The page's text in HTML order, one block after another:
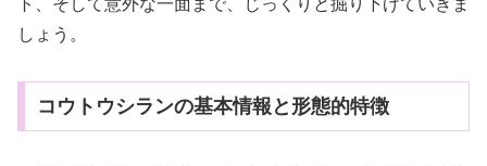
ト、そして意外な一面まで、じっくりと掘り下げていきま
しょう。
コウトウシランの基本情報と形態的特徴